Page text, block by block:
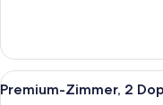
Zimmer,
2 Doppelbetten,
Balkon
Alle
Fotos
7
Premium-Zimmer, 2